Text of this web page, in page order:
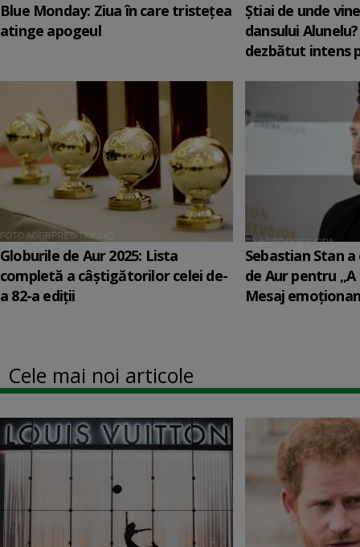
Blue Monday: Ziua în care tristețea
atinge apogeul
Știai de unde
dansului
dezbătut intens
Globurile de Aur 2025: Lista
completă a câștigătorilor celei de-
a 82-a ediții
Sebastian Stan
de Aur pentru
Mesaj
Cele mai noi articole